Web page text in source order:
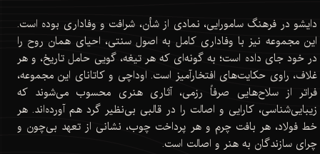
دایشو در فرهنگ سامورایی، نمادی از شأن، شرافت و وفاداری بوده است.
این مجموعه نیز با وفاداری کامل به اصول سنتی، احیای همان روح را
در خود جای داده است؛ به گونه‌ای که هر تیغه، گویی حامل تاریخ، و هر
غلاف، راوی حکایت‌های افتخارآمیز است. اوداچی و کاتانای این مجموعه،
فراتر از سلاح‌هایی صرفاً رزمی، آثاری هنری محسوب می‌شوند که
زیبایی‌شناسی، کارایی و اصالت را در قالبی بی‌نظیر گرد هم آورده‌اند. هر
خط فولاد، هر بافت چرم و هر پرداخت چوب، نشانی از تعهد بی‌چون و
چرای سازندگان به هنر و اصالت است.